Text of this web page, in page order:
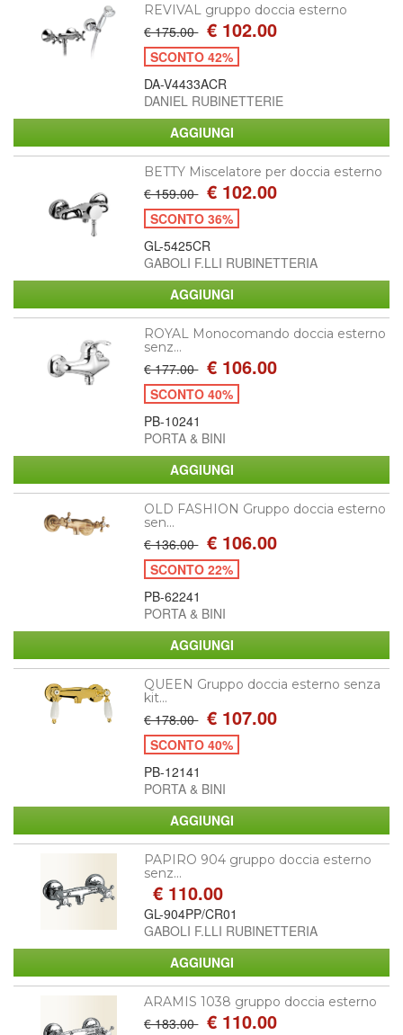
REVIVAL gruppo doccia esterno
€ 175.00 € 102.00
SCONTO 42%
DA-V4433ACR
DANIEL RUBINETTERIE
BETTY Miscelatore per doccia esterno
€ 159.00 € 102.00
SCONTO 36%
GL-5425CR
GABOLI F.LLI RUBINETTERIA
ROYAL Monocomando doccia esterno
senz...
€ 177.00 € 106.00
SCONTO 40%
PB-10241
PORTA & BINI
OLD FASHION Gruppo doccia esterno
sen...
€ 136.00 € 106.00
SCONTO 22%
PB-62241
PORTA & BINI
QUEEN Gruppo doccia esterno senza
kit...
€ 178.00 € 107.00
SCONTO 40%
PB-12141
PORTA & BINI
PAPIRO 904 gruppo doccia esterno
senz...
€ 110.00
GL-904PP/CR01
GABOLI F.LLI RUBINETTERIA
ARAMIS 1038 gruppo doccia esterno
€ 183.00 € 110.00